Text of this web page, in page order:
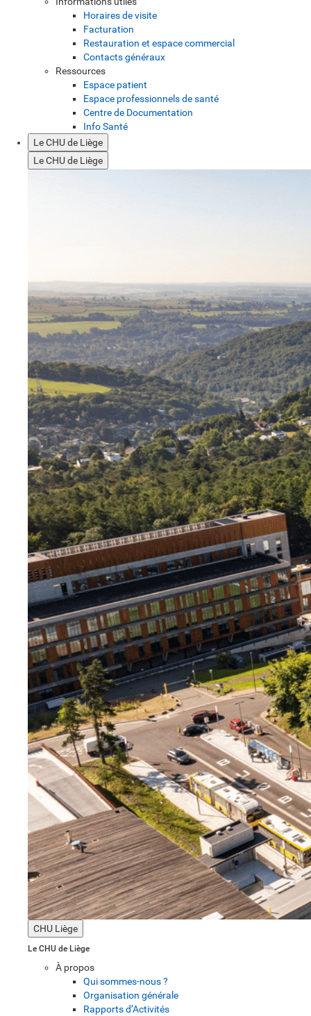
Horaires de visite
Facturation
Restauration et espace commercial
Contacts généraux
Ressources
Espace patient
Espace professionnels de santé
Centre de Documentation
Info Santé
Le CHU de Liège
Le CHU de Liège
CHU Liège
Le CHU de Liège
À propos
Qui sommes-nous ?
Organisation générale
Rapports d’Activités